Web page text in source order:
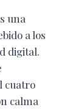
una
a los
digital.
cuatro
calma